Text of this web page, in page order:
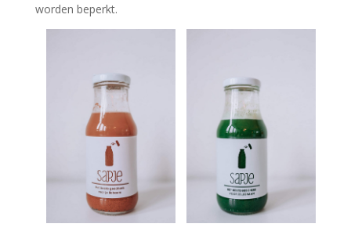
worden beperkt.